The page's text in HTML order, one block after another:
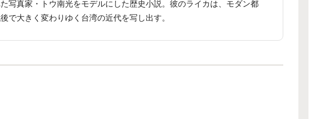
写真家・トウ南光をモデルにした歴史小説。彼のライカは、モダン都
で大きく変わりゆく台湾の近代を写し出す。